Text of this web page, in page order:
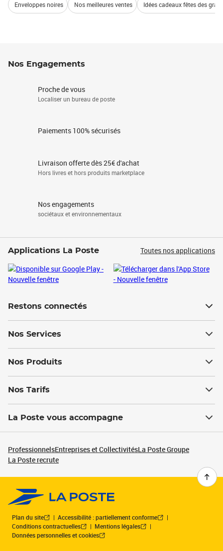
Enveloppes noires Nos meilleures ventes Idées cadeaux fêtes des
Nos Engagements
Proche de vous
Localiser un bureau de poste
Paiements 100% sécurisés
Livraison offerte dès 25€ d'achat
Hors livres et hors produits marketplace
Nos engagements
sociétaux et environnementaux
Applications La Poste Toutes nos applications
Restons connectés
Nos Services
Nos Produits
Nos Tarifs
La Poste vous accompagne
ProfessionnelsEntreprises et CollectivitésLa Poste Groupe
La Poste recrute
Plan du site
Accessibilité : partiellement conforme
Conditions contractuelles
Mentions légales
Données personnelles et cookies